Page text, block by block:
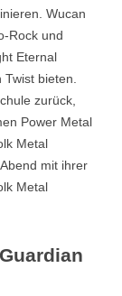
Wucan
Rock und
Eternal
bieten.
zurück,
Power Metal
Metal
mit ihrer
Metal